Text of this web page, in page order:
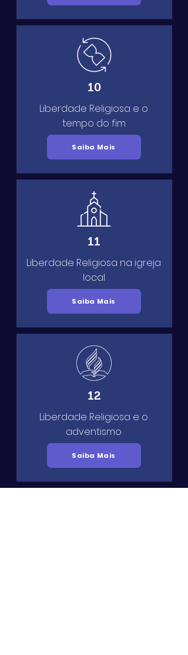
10
Liberdade Religiosa e o
tempo do fim
Saiba Mais
11
Liberdade Religiosa na igreja
local
Saiba Mais
12
Liberdade Religiosa e o
adventismo
Saiba Mais